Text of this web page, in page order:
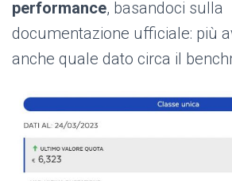
performance, basandoci sulla
documentazione ufficiale: più
anche quale dato circa il